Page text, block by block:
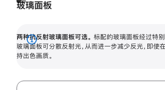
玻璃面板
两种抗反射玻璃面板可选。 标配的玻璃面板经过特别
玻璃面板可分散反射光，从而进一步减少反光，即使
持出色画质。
展
开